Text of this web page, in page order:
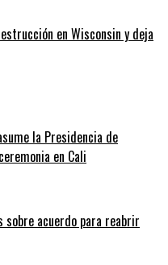
en Wisconsin y deja
la Presidencia de
en Cali
sobre acuerdo para reabrir